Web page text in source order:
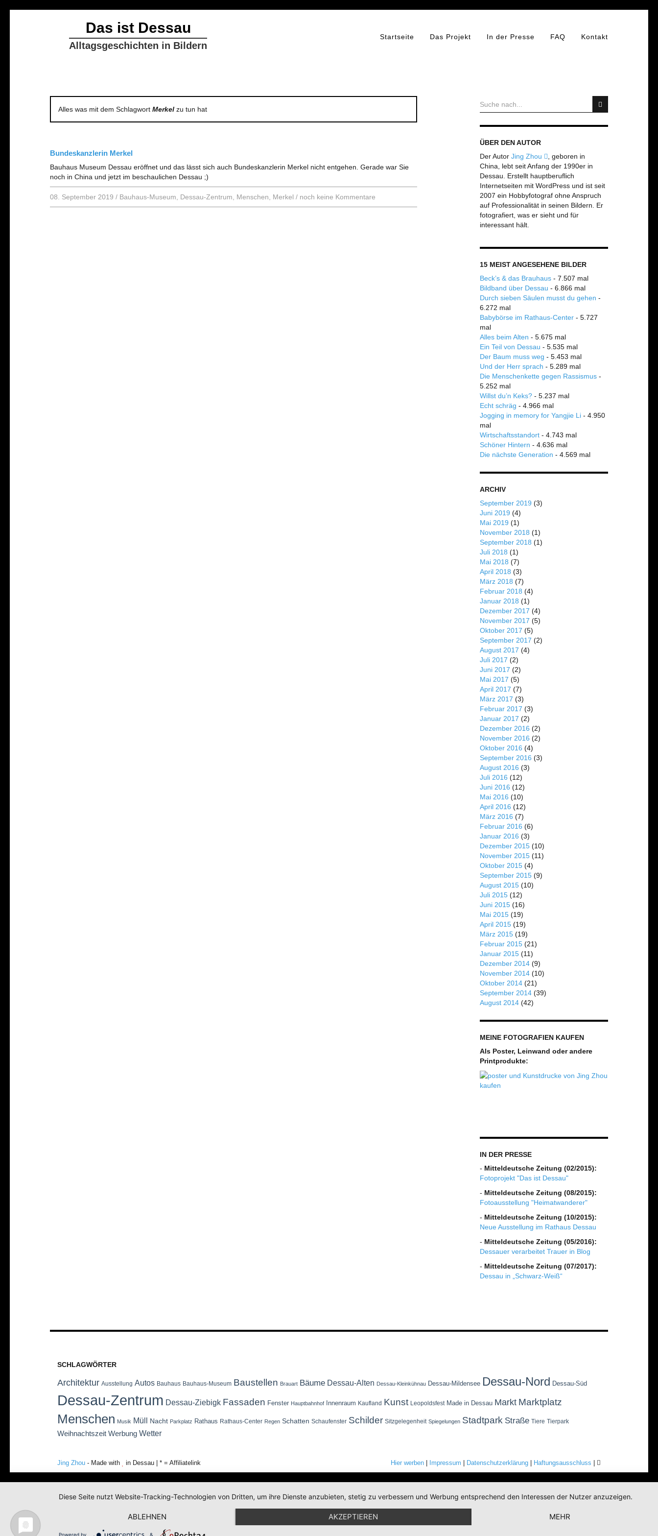
Das ist Dessau
Alltagsgeschichten in Bildern
Startseite Das Projekt In der Presse FAQ Kontakt
Alles was mit dem Schlagwort Merkel zu tun hat
Bundeskanzlerin Merkel
Bauhaus Museum Dessau eröffnet und das lässt sich auch Bundeskanzlerin Merkel nicht entgehen. Gerade war Sie
noch in China und jetzt im beschaulichen Dessau ;)
08. September 2019 / Bauhaus-Museum Dessau-Zentrum Menschen Merkel / noch keine Kommentare
ÜBER DEN AUTOR
Der Autor Jing Zhou
, geboren in
China, lebt seit Anfang der 1990er in
Dessau. Erstellt hauptberuflich
Internetseiten mit WordPress und ist seit
2007 ein Hobbyfotograf ohne Anspruch
auf Professionalität in seinen Bildern. Er
fotografiert, was er sieht und für
interessant hält.
15 MEIST ANGESEHENE BILDER
Beck’s & das Brauhaus- 7.507 mal
Bildband über Dessau - 6.866 mal
Durch sieben Säulen musst du gehen -
6.272 mal
Babybörse im Rathaus-Center- 5.727
mal
Alles beim Alten - 5.675 mal
Ein Teil von Dessau - 5.535 mal
Der Baum muss weg - 5.453 mal
Und der Herr sprach - 5.289 mal
Die Menschenkette gegen Rassismus-
5.252 mal
Willst du’n Keks?- 5.237 mal
Echt schräg - 4.966 mal
Jogging in memory for Yangjie Li- 4.950
mal
Wirtschaftsstandort- 4.743 mal
Schöner Hintern - 4.636 mal
Die nächste Generation - 4.569 mal
ARCHIV
September 2019 (3)
Juni 2019 (4)
Mai 2019 (1)
November 2018 (1)
September 2018 (1)
Juli 2018 (1)
Mai 2018 (7)
April 2018 (3)
März 2018 (7)
Februar 2018 (4)
Januar 2018 (1)
Dezember 2017 (4)
November 2017 (5)
Oktober 2017 (5)
September 2017 (2)
August 2017 (4)
Juli 2017 (2)
Juni 2017 (2)
Mai 2017 (5)
April 2017 (7)
März 2017 (3)
Februar 2017 (3)
Januar 2017 (2)
Dezember 2016 (2)
November 2016 (2)
Oktober 2016 (4)
September 2016 (3)
August 2016 (3)
Juli 2016 (12)
Juni 2016 (12)
Mai 2016 (10)
April 2016 (12)
März 2016 (7)
Februar 2016 (6)
Januar 2016 (3)
Dezember 2015(10)
November 2015(11)
Oktober 2015(4)
September 2015(9)
August 2015(10)
Juli 2015(12)
Juni 2015(16)
Mai 2015(19)
April 2015(19)
März 2015(19)
Februar 2015(21)
Januar 2015(11)
Dezember 2014(9)
November 2014(10)
Oktober 2014(21)
September 2014(39)
August 2014(42)
MEINE FOTOGRAFIEN KAUFEN
Als Poster, Leinwand oder andere
Printprodukte:
IN DER PRESSE
- Mitteldeutsche Zeitung (02/2015):
Fotoprojekt "Das ist Dessau"
- Mitteldeutsche Zeitung (08/2015):
Fotoausstellung "Heimatwanderer"
- Mitteldeutsche Zeitung (10/2015):
Neue Ausstellung im Rathaus Dessau
- Mitteldeutsche Zeitung (05/2016):
Dessauer verarbeitet Trauer in Blog
- Mitteldeutsche Zeitung (07/2017):
Dessau in „Schwarz-Weiß“
SCHLAGWÖRTER
Architektur Ausstellung Autos Bauhaus Bauhaus-Museum Baustellen Brauart Bäume Dessau-Alten Dessau-Kleinkühnau Dessau-Mildensee Dessau-Nord Dessau-Süd
Dessau-Zentrum Dessau-Ziebigk Fassaden Fenster Hauptbahnhof Innenraum Kaufland Kunst Leopoldsfest Made in Dessau Markt Marktplatz
Menschen Musik Müll Nacht Parkplatz Rathaus Rathaus-Center Regen Schatten Schaufenster Schilder Sitzgelegenheit Spiegelungen Stadtpark Straße Tiere Tierpark
Weihnachtszeit Werbung Wetter
Jing Zhou - Made with in Dessau | * = Affiliatelink Hier werben Impressum Datenschutzerklärung Haftungsausschluss
Diese Seite nutzt Website-Tracking-Technologien von Dritten, um ihre Dienste anzubieten, stetig zu verbessern und Werbung entsprechend den Interessen der Nutzer anzuzeigen.
ABLEHNEN AKZEPTIEREN MEHR
Powered by &